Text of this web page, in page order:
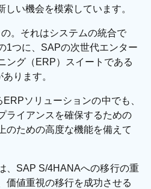
しい機会を模索しています。
。それはシステムの統合で
1つに、SAPの次世代エンター
ング（ERP）スイートである
ります。
ソリューションの中でも、
ライアンスを確保するための
のための高度な機能を備えて
、SAP S/4HANAへの移行の重
価値重視の移行を成功させる